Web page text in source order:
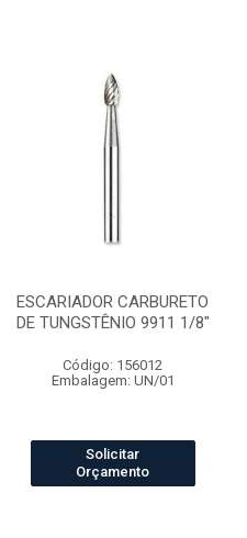
ESCARIADOR CARBURETO
DE TUNGSTÊNIO 9911 1/8"
Código: 156012
Embalagem: UN/01
Solicitar
Orçamento